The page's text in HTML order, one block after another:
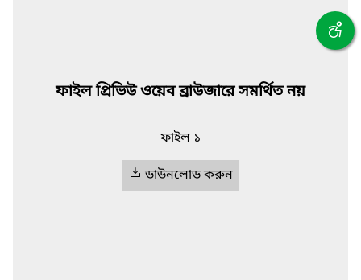
ফাইল প্রিভিউ ওয়েব ব্রাউজারে সমর্থিত নয়
ফাইল ১
ডাউনলোড করুন